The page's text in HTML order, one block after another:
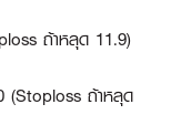
ถ้าหลุด 11.9)
(Stoploss ถ้าหลุด